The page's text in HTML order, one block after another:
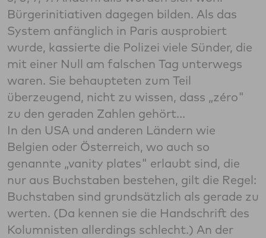
Bürgerinitiativen dagegen bilden. Als das
System anfänglich in Paris ausprobiert
wurde, kassierte die Polizei viele Sünder, die
mit einer Null am falschen Tag unterwegs
waren. Sie behaupteten zum Teil
überzeugend, nicht zu wissen, dass „zéro"
zu den geraden Zahlen gehört...
In den USA und anderen Ländern wie
Belgien oder Österreich, wo auch so
genannte „vanity plates" erlaubt sind, die
nur aus Buchstaben bestehen, gilt die Regel:
Buchstaben sind grundsätzlich als gerade zu
werten. (Da kennen sie die Handschrift des
Kolumnisten allerdings schlecht.) An der